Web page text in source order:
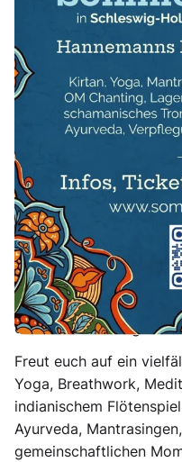
22. August 2026 ·
(23730 Ostholstein)
Ein einzigartiger
Gemeinschaft und
Ankommen, Durchatmen
Mitten im Sommer
besonderen
Hannemanns Hof in
Natur entsteht ein
Begegnung, Inspiration
offen für alle
oder Vorerfahrung.
Freut euch auf ein
Yoga, Breathwork,
indianischem
Ayurveda,
gemeinschaftlichen